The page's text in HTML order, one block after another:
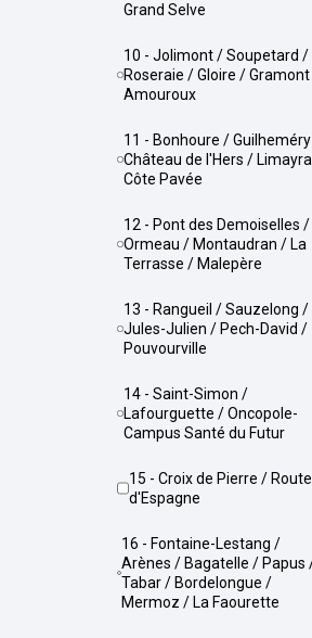
Grand Selve
10 - Jolimont / Soupetard /
Roseraie / Gloire /
Amouroux
11 - Bonhoure / Guilheméry /
Château de l'Hers /
Côte Pavée
12 - Pont des Demoiselles /
Ormeau / Montaudran / La
Terrasse / Malepère
13 - Rangueil / Sauzelong /
Jules-Julien / Pech-David /
Pouvourville
14 - Saint-Simon /
Lafourguette / Oncopole-
Campus Santé du Futur
15 - Croix de Pierre / Route
d'Espagne
16 - Fontaine-Lestang /
Arènes / Bagatelle / Papus
Tabar / Bordelongue /
Mermoz / La Faourette